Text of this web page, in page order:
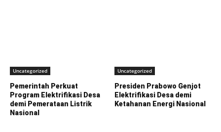
Uncategorized
Pemerintah Perkuat
Program Elektrifikasi Desa
demi Pemerataan Listrik
Nasional
Uncategorized
Presiden Prabowo Genjot
Elektrifikasi Desa demi
Ketahanan Energi Nasional